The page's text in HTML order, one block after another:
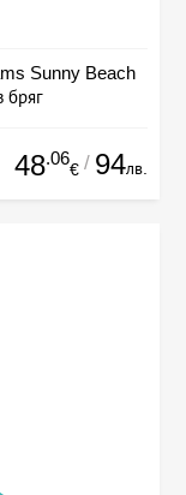
Sunny Beach
бряг
48.06
€ / 94лв.